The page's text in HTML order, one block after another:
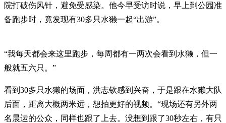
院打破伤风针，避免受感染。他今早受访时说，早上到公园准
备跑步时，竟发现有30多只水獭一起“出游”。
“我每天都会来这里跑步，每周都有一两次会看到水獭，但一
般就五六只。”
看到30多只水獭的场面，洪志钦感到兴奋，于是跟在水獭大队
后面，距离大概两米远，想拍更好的视频。“现场还有另外两
名晨运的公众，同样也跟了上去。没想到跟了30秒左右，有只